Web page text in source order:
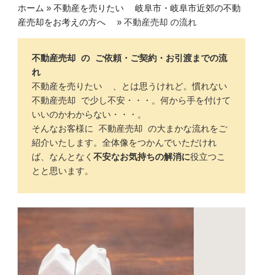
ホーム » 不動産を売りたい 岐阜市・岐阜市近郊の不動
産売却をお考えの方へ
» 不動産売却 の流れ
不動産売却 の ご依頼・ご契約・お引渡までの流
れ
不動産を売りたい  、とは思うけれど。慣れない
不動産売却 で少し不安・・・。何から手を付けて
いいのかわからない・・・。
そんなお客様に 不動産売却 の大まかな流れをご
紹介いたします。全体像をつかんでいただけれ
ば、なんとなく 不安なお気持ちの解消に役立つこ
とと思います。